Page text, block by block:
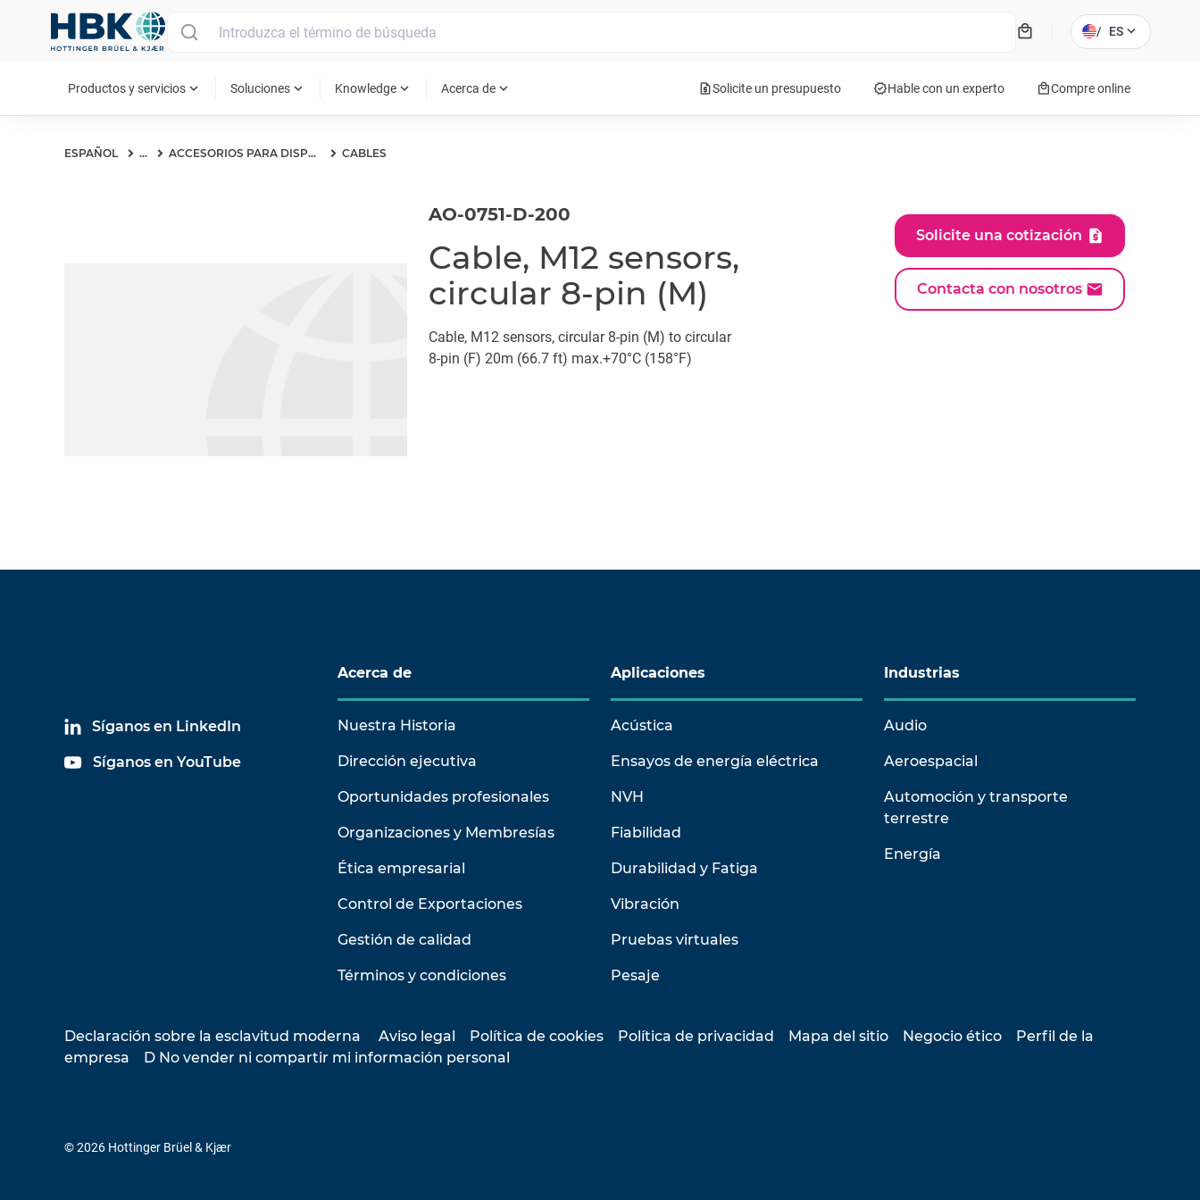
local_mall / ES expand_more
Productos y servicios expand_more Soluciones expand_more Knowledge expand_more Acerca de expand_more request_quoteSolicite un presupuesto verifiedHable con un experto local_mallCompre online
ESPAÑOL ... ACCESORIOS PARA DISPOSITIVOS DE MANO S&V CABLES
AO-0751-D-200
Cable, M12 sensors,
circular 8-pin (M)
Cable, M12 sensors, circular 8-pin (M) to circular
8-pin (F) 20m (66.7 ft) max.+70°C (158°F)
Solicite una cotización
Contacta con nosotros
Síganos en LinkedIn
Síganos en YouTube
Acerca de
Nuestra Historia
Dirección ejecutiva
Oportunidades profesionales
Organizaciones y Membresías
Ética empresarial
Control de Exportaciones
Gestión de calidad
Términos y condiciones
Aplicaciones
Acústica
Ensayos de energía eléctrica
NVH
Fiabilidad
Durabilidad y Fatiga
Vibración
Pruebas virtuales
Pesaje
Industrias
Audio
Aeroespacial
Automoción y transporte
terrestre
Energía
Declaración sobre la esclavitud moderna Aviso legal Política de cookies Política de privacidad Mapa del sitio Negocio ético
Perfil de la
empresa
D No vender ni compartir mi información personal
© 2026 Hottinger Brüel & Kjær